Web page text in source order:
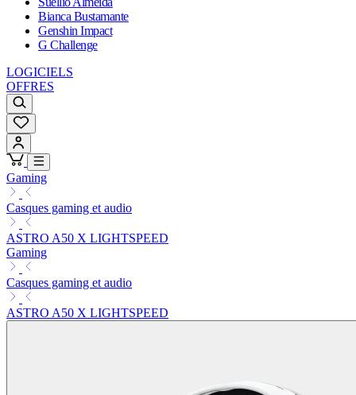
Bianca Bustamante
Genshin Impact
G Challenge
LOGICIELS
OFFRES
Gaming
Casques gaming et audio
ASTRO A50 X LIGHTSPEED
Gaming
Casques gaming et audio
ASTRO A50 X LIGHTSPEED